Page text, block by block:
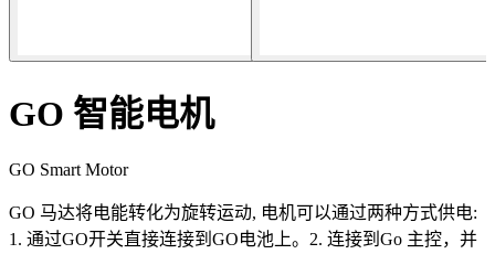
GO 智能电机
GO Smart Motor
GO 马达将电能转化为旋转运动, 电机可以通过两种方式供电:
1. 通过GO开关直接连接到GO电池上。2. 连接到Go 主控，并